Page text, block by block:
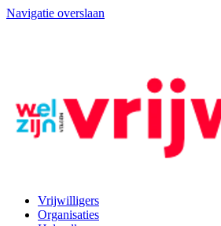
Navigatie overslaan
Vrijwilligers
Organisaties